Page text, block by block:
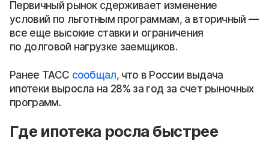
Первичный рынок сдерживает изменение
условий по льготным программам, а вторичный —
все еще высокие ставки и ограничения
по долговой нагрузке заемщиков.
Ранее ТАСС сообщал, что в России выдача
ипотеки выросла на 28% за год за счет рыночных
программ.
Где ипотека росла быстрее